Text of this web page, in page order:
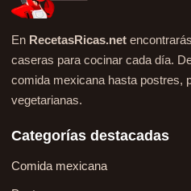
En RecetasRicas.net
caseras para cocinar cada día.
comida mexicana hasta postres,
vegetarianas.
Categorías destacadas
Comida mexicana